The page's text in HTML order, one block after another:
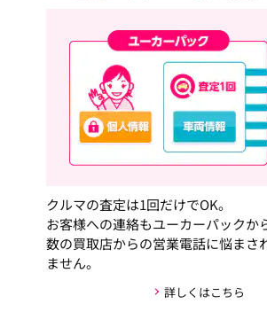
クルマの査定は1回だけでOK。
お客様への連絡もユーカーパックか
数の買取店からの営業電話に悩まさ
ません。
詳しくはこちら